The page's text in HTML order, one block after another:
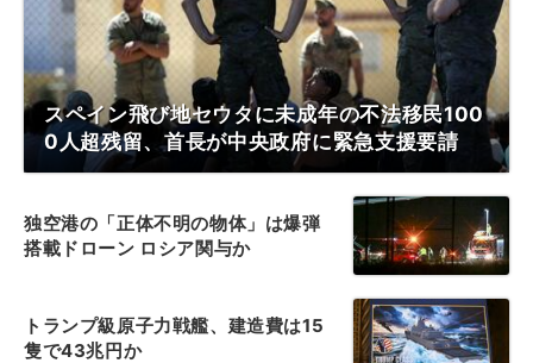
スペイン飛び地セウタに未成年の不法移民100
0人超残留、首長が中央政府に緊急支援要請
独空港の「正体不明の物体」は爆弾
搭載ドローン ロシア関与か
トランプ級原子力戦艦、建造費は15
隻で43兆円か